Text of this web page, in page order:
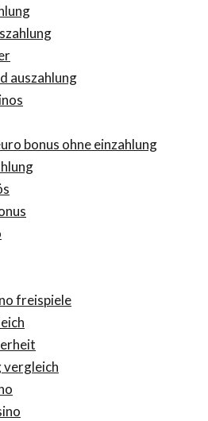
auszahlung
bonus ohne einzahlung
freispiele
vergleich